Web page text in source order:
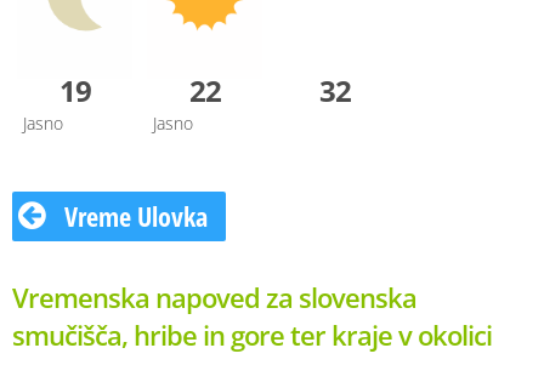
19
Jasno
22
Jasno
32
Vreme Ulovka
Vremenska napoved za slovenska
smučišča, hribe in gore ter kraje v okolici